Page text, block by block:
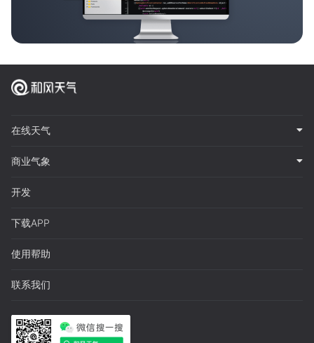
在线天气
商业气象
开发
下载APP
使用帮助
联系我们